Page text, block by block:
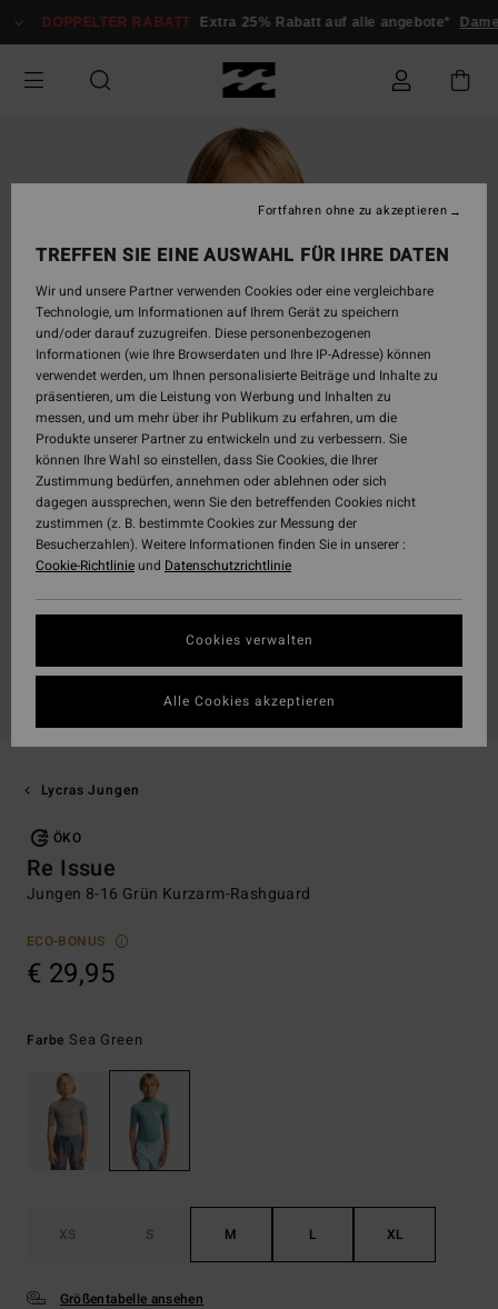
zur
springen
DOPPELTER RABATT Extra 25% Rabatt auf alle angebote*
Lycras Jungen
ÖKO
Re Issue
Jungen 8-16 Grün Kurzarm-Rashguard
ECO-BONUS
€ 29,95
Farbe Sea Green
XS S M L XL
Größentabelle ansehen
TREFFEN SIE EINE AUSWAHL FÜR IHRE DATEN
Wir und unsere Partner verwenden Cookies oder eine vergleichbare
Technologie, um Informationen auf Ihrem Gerät zu speichern
und/oder darauf zuzugreifen. Diese personenbezogenen
Informationen (wie Ihre Browserdaten und Ihre IP-Adresse) können
verwendet werden, um Ihnen personalisierte Beiträge und Inhalte zu
präsentieren, um die Leistung von Werbung und Inhalten zu
messen, und um mehr über ihr Publikum zu erfahren, um die
Produkte unserer Partner zu entwickeln und zu verbessern. Sie
können Ihre Wahl so einstellen, dass Sie Cookies, die Ihrer
Zustimmung bedürfen, annehmen oder ablehnen oder sich
dagegen aussprechen, wenn Sie den betreffenden Cookies nicht
zustimmen (z. B. bestimmte Cookies zur Messung der
Besucherzahlen). Weitere Informationen finden Sie in unserer :
Cookie-Richtlinieund Datenschutzrichtlinie
Cookies verwalten
Fortfahren ohne zu akzeptieren
Alle Cookies akzeptieren